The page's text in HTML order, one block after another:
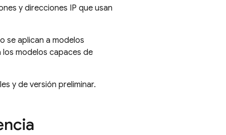
y direcciones IP que usan
se aplican a modelos
los modelos capaces de
y de versión preliminar.